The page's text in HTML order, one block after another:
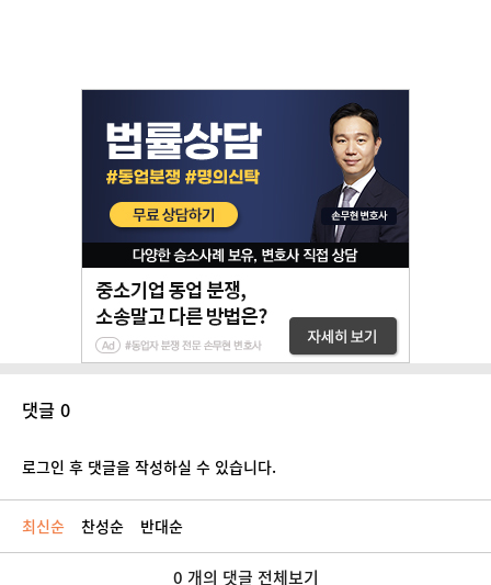
댓글 0
로그인 후 댓글을 작성하실 수 있습니다.
최신순 찬성순 반대순
0 개의 댓글 전체보기